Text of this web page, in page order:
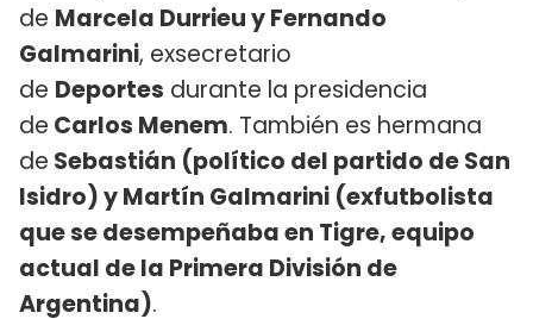
de Marcela Durrieu y Fernando
Galmarini, exsecretario
de Deportes durante la presidencia
de Carlos Menem. También es hermana
de Sebastián (político del partido de San
Isidro) y Martín Galmarini (exfutbolista
que se desempeñaba en Tigre, equipo
actual de la Primera División de
Argentina).